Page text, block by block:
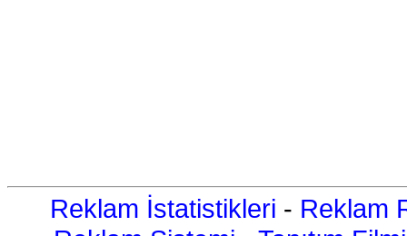
Reklam İstatistikleri - Reklam